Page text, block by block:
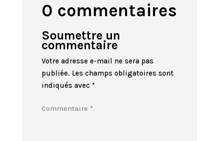
0 commentaires
Soumettre un
commentaire
Votre adresse e-mail ne sera pas
publiée. Les champs obligatoires sont
indiqués avec *